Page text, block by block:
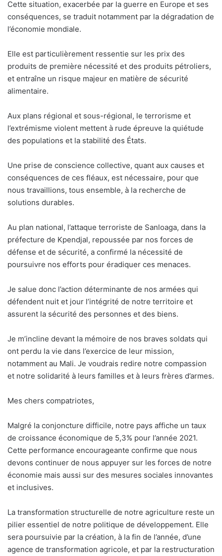
Cette situation, exacerbée par la guerre en Europe et ses
conséquences, se traduit notamment par la dégradation de
l’économie mondiale.
Elle est particulièrement ressentie sur les prix des
produits de première nécessité et des produits pétroliers,
et entraîne un risque majeur en matière de sécurité
alimentaire.
Aux plans régional et sous-régional, le terrorisme et
l’extrémisme violent mettent à rude épreuve la quiétude
des populations et la stabilité des États.
Une prise de conscience collective, quant aux causes et
conséquences de ces fléaux, est nécessaire, pour que
nous travaillions, tous ensemble, à la recherche de
solutions durables.
Au plan national, l’attaque terroriste de Sanloaga, dans la
préfecture de Kpendjal, repoussée par nos forces de
défense et de sécurité, a confirmé la nécessité de
poursuivre nos efforts pour éradiquer ces menaces.
Je salue donc l’action déterminante de nos armées qui
défendent nuit et jour l’intégrité de notre territoire et
assurent la sécurité des personnes et des biens.
Je m’incline devant la mémoire de nos braves soldats qui
ont perdu la vie dans l’exercice de leur mission,
notamment au Mali. Je voudrais redire notre compassion
et notre solidarité à leurs familles et à leurs frères d’armes.
Mes chers compatriotes,
Malgré la conjoncture difficile, notre pays affiche un taux
de croissance économique de 5,3% pour l’année 2021.
Cette performance encourageante confirme que nous
devons continuer de nous appuyer sur les forces de notre
économie mais aussi sur des mesures sociales innovantes
et inclusives.
La transformation structurelle de notre agriculture reste un
pilier essentiel de notre politique de développement. Elle
sera poursuivie par la création, à la fin de l’année, d’une
agence de transformation agricole, et par la restructuration